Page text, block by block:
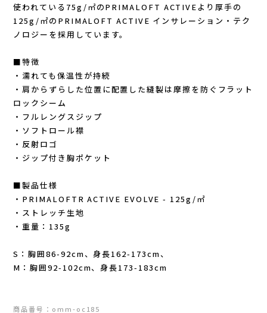
MYSTERY RANCH (ミステリーランチ)
New-HALE(ニューハレ)
NNORMAL(ノーマル)
NORTEC (ノルテック)
On Running(オンランニング)
使われている75g/㎡のPRIMALOFT ACTIVEより厚手の
125g/㎡のPRIMALOFT ACTIVE インサレーション・テク
ノロジーを採用しています。
■特徴
・濡れても保温性が持続
・肩からずらした位置に配置した縫製は摩擦を防ぐフラット
ロックシーム
・フルレングスジップ
・ソフトロール襟
・反射ロゴ
・ジップ付き胸ポケット
■製品仕様
・PRIMALOFTR ACTIVE EVOLVE - 125g/㎡
・ストレッチ生地
・重量：135g
S：胸囲86-92cm、身長162-173cm、
M：胸囲92-102cm、身長173-183cm
商品番号：omm-oc185